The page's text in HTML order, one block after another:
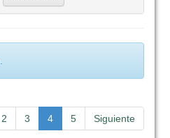
2 3 4 5 Siguiente